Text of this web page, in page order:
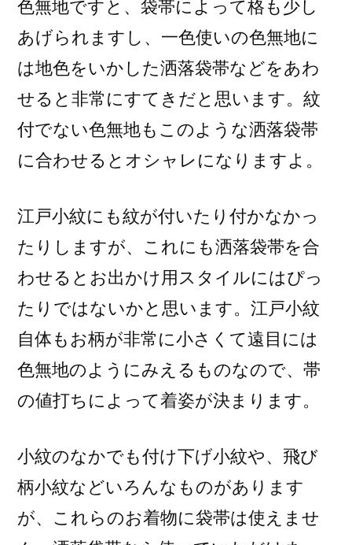
色無地ですと、袋帯によって格も少し
あげられますし、一色使いの色無地に
は地色をいかした洒落袋帯などをあわ
せると非常にすてきだと思います。紋
付でない色無地もこのような洒落袋帯
に合わせるとオシャレになりますよ。
江戸小紋にも紋が付いたり付かなかっ
たりしますが、これにも洒落袋帯を合
わせるとお出かけ用スタイルにはぴっ
たりではないかと思います。江戸小紋
自体もお柄が非常に小さくて遠目には
色無地のようにみえるものなので、帯
の値打ちによって着姿が決まります。
小紋のなかでも付け下げ小紋や、飛び
柄小紋などいろんなものがあります
が、これらのお着物に袋帯は使えませ